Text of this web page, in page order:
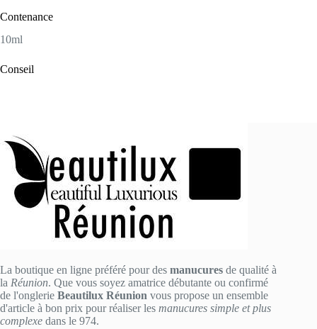
Contenance
10ml
Conseil
La boutique en ligne préféré pour des manucures de qualité à
la Réunion. Que vous soyez amatrice débutante ou confirmé
de l'onglerie Beautilux Réunion vous propose un ensemble
d'article à bon prix pour réaliser les manucures simple et plus
complexe dans le 974.